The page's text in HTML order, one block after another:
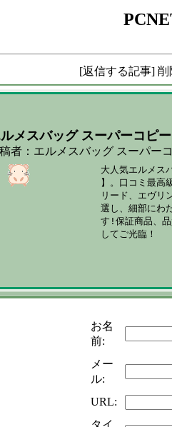
[返信する記事]
メスバッグ スーパーコピー
者：エルメスバッグ スーパー
大人気エルメ
】。口コミ最高
リード、エヴリ
選し、細部にわ
す!保証商品、
お名
前:
メー
ル:
URL:
タイ